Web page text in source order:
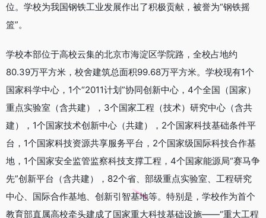
位。学校为我国钢铁工业发展作出了积极贡献，被誉为“钢铁摇
篮”。
学校本部位于高校云集的北京市海淀区学院路，全校占地约
80.39万平方米，校舍建筑总面积99.68万平方米。学校现有1个
国家科学中心，1个“2011计划”协同创新中心，4个全国（国家）
重点实验室（含共建），3个国家工程（技术）研究中心（含共
建），1个国家技术创新中心（共建），2个国家科技基础条件平
台，1个国家科技资源共享服务平台，2个国家级国际科技合作基
地，1个国家安全监管监察科技支撑工程，4个国家能源局“赛马争
先”创新平台（含共建），82个省、部级重点实验室、工程研究
中心、国际合作基地、创新引智基地等。特别是，学校作为首个
教育部直属高校牵头建成了国家重大科技基础设施——“重大工程